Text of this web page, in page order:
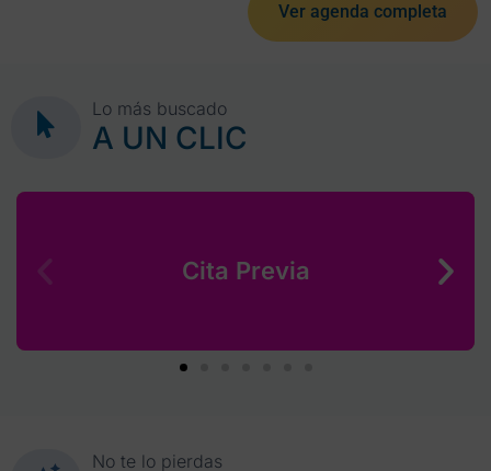
Ver agenda completa
Lo más buscado
A UN CLIC
Cita Previa
No te lo pierdas